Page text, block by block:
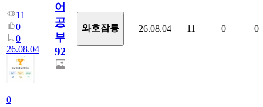
11
0
0
26.08.04
0
어
공
부
928
와호잠룡 26.08.04 11 0 0